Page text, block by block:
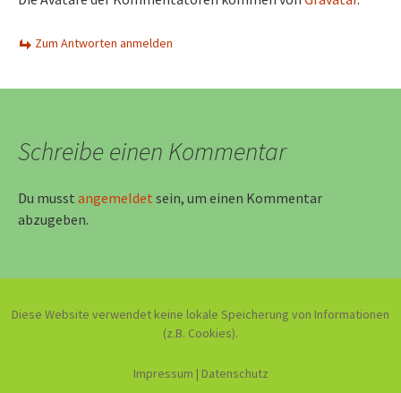
Zum Antworten anmelden
Schreibe einen Kommentar
Du musst angemeldet sein, um einen Kommentar
abzugeben.
Diese Website verwendet keine lokale Speicherung von Informationen
(z.B. Cookies).
Impressum | Datenschutz